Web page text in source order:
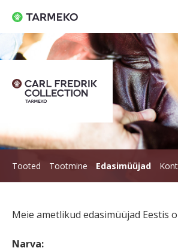
Tooted Tootmine Edasimüüjad
Meie ametlikud edasimüüjad Eestis
Narva: